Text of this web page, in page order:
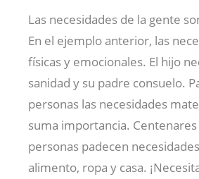
Las necesidades de la gente
En el ejemplo anterior, las
físicas y emocionales. El hijo
sanidad y su padre consuelo.
personas las necesidades
suma importancia.
personas padecen
alimento, ropa y casa.